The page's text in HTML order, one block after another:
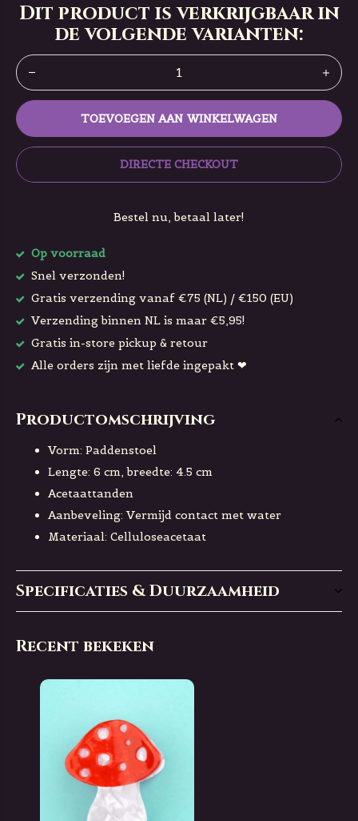
Dit product is verkrijgbaar in
de volgende varianten:
TOEVOEGEN AAN WINKELWAGEN
DIRECTE CHECKOUT
Bestel nu, betaal later!
Op voorraad
Snel verzonden!
Gratis verzending vanaf €75 (NL) / €150 (EU)
Verzending binnen NL is maar €5,95!
Gratis in-store pickup & retour
Alle orders zijn met liefde ingepakt ❤
Productomschrijving
Vorm: Paddenstoel
Lengte: 6 cm, breedte: 4.5 cm
Acetaattanden
Aanbeveling: Vermijd contact met water
Materiaal: Celluloseacetaat
Specificaties & Duurzaamheid
Recent bekeken